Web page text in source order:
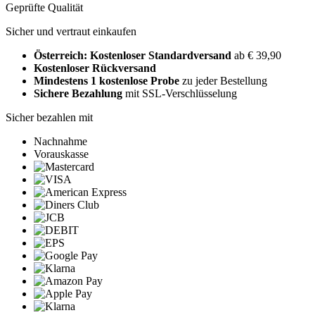
Geprüfte Qualität
Sicher und vertraut einkaufen
Österreich: Kostenloser Standardversand ab € 39,90
Kostenloser Rückversand
Mindestens 1 kostenlose Probe zu jeder Bestellung
Sichere Bezahlung mit SSL-Verschlüsselung
Sicher bezahlen mit
Nachnahme
Vorauskasse